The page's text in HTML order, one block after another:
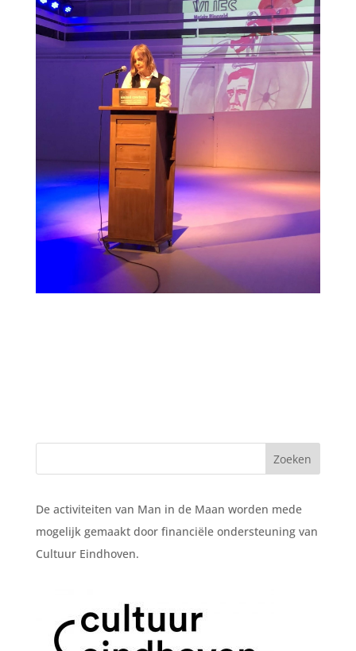
De activiteiten van Man in de Maan worden mede
mogelijk gemaakt door financiële ondersteuning van
Cultuur Eindhoven.